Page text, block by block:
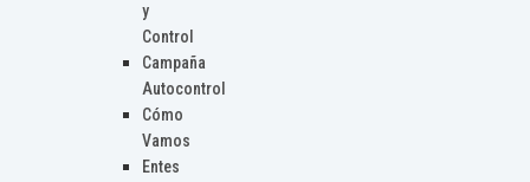
y
Control
Campaña
Autocontrol
Cómo
Vamos
Entes